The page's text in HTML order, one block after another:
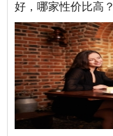
好，哪家性价比高？